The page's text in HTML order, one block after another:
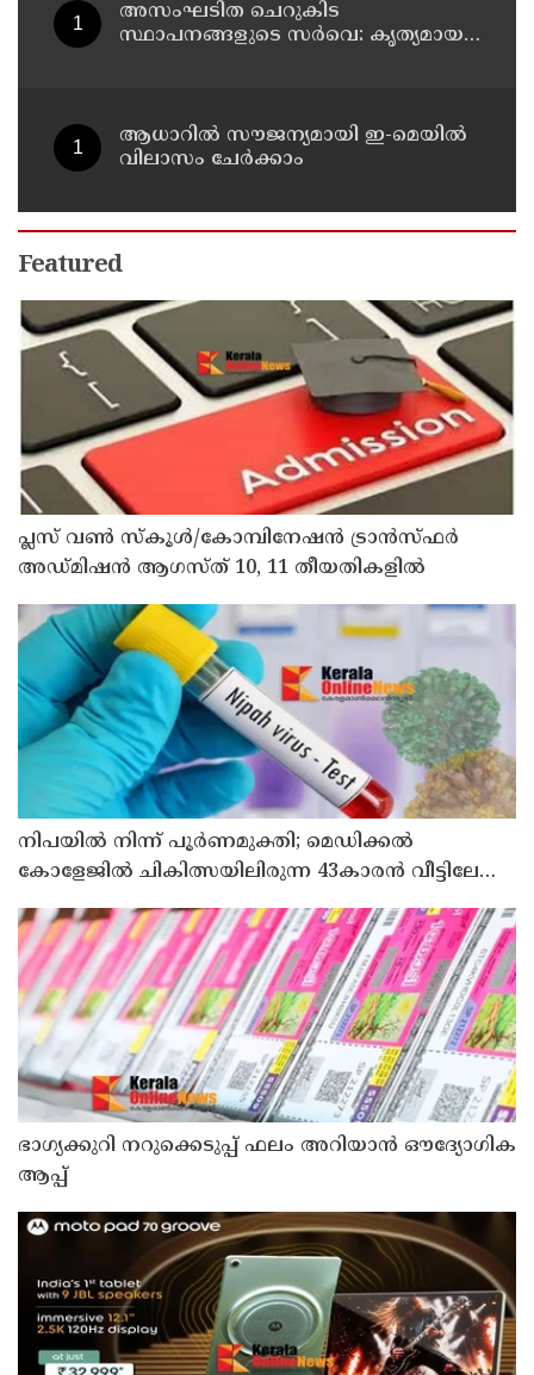
അസംഘടിത ചെറുകിട
സ്ഥാപനങ്ങളുടെ സർവെ: കൃത്യമായ
ആധാറിൽ സൗജന്യമായി ഇ-മെയിൽ
വിലാസം ചേർക്കാം
Featured
പ്ലസ് വൺ സ്‌കൂൾ/കോമ്പിനേഷൻ ട്രാൻസ്ഫർ
അഡ്മിഷൻ ആഗസ്ത് 10, 11 തീയതികളിൽ
നിപയിൽ നിന്ന് പൂർണമുക്തി; മെഡിക്കൽ
കോളേജിൽ ചികിത്സയിലിരുന്ന 43കാരൻ വീട്ടിലേക്ക്
ഭാഗ്യക്കുറി നറുക്കെടുപ്പ് ഫലം അറിയാൻ ഔദ്യോഗിക
ആപ്പ്